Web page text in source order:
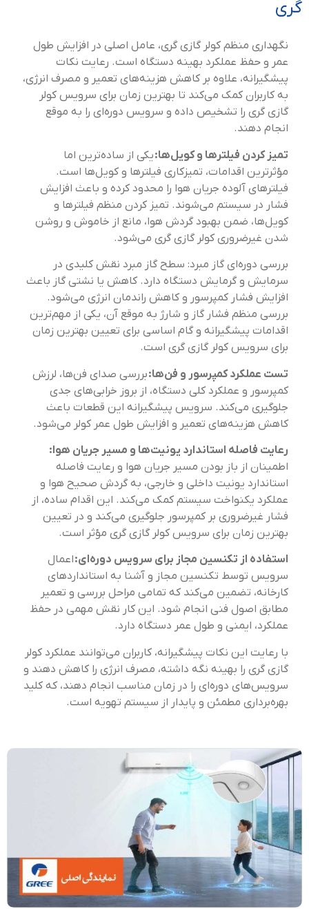
گری
نگهداری منظم کولر گازی گری، عامل اصلی در افزایش طول
عمر و حفظ عملکرد بهینه دستگاه است. رعایت نکات
پیشگیرانه، علاوه بر کاهش هزینه‌های تعمیر و مصرف انرژی،
به کاربران کمک می‌کند تا بهترین زمان برای سرویس کولر
گازی گری را تشخیص داده و سرویس دوره‌ای را به موقع
انجام دهند.
تمیز کردن فیلترها و کویل‌ها:یکی از ساده‌ترین اما
مؤثرترین اقدامات، تمیزکاری فیلترها و کویل‌ها است.
فیلترهای آلوده جریان هوا را محدود کرده و باعث افزایش
فشار در سیستم می‌شوند. تمیز کردن منظم فیلترها و
کویل‌ها، ضمن بهبود گردش هوا، مانع از خاموش و روشن
شدن غیرضروری کولر گازی گری می‌شود.
بررسی دوره‌ای گاز مبرد: سطح گاز مبرد نقش کلیدی در
سرمایش و گرمایش دستگاه دارد. کاهش یا نشتی گاز باعث
افزایش فشار کمپرسور و کاهش راندمان انرژی می‌شود.
بررسی منظم فشار گاز و شارژ به موقع آن، یکی از مهم‌ترین
اقدامات پیشگیرانه و گام اساسی برای تعیین بهترین زمان
برای سرویس کولر گازی گری است.
تست عملکرد کمپرسور و فن‌ها:بررسی صدای فن‌ها، لرزش
کمپرسور و عملکرد کلی دستگاه، از بروز خرابی‌های جدی
جلوگیری می‌کند. سرویس پیشگیرانه این قطعات باعث
کاهش هزینه‌های تعمیر و افزایش طول عمر کولر می‌شود.
رعایت فاصله استاندارد یونیت‌ها و مسیر جریان هوا:
اطمینان از باز بودن مسیر جریان هوا و رعایت فاصله
استاندارد یونیت داخلی و خارجی، به گردش صحیح هوا و
عملکرد یکنواخت سیستم کمک می‌کند. این اقدام ساده، از
فشار غیرضروری بر کمپرسور جلوگیری می‌کند و در تعیین
بهترین زمان برای سرویس کولر گازی گری مؤثر است.
استفاده از تکنسین مجاز برای سرویس دوره‌ای:اعمال
سرویس توسط تکنسین مجاز و آشنا به استانداردهای
کارخانه، تضمین می‌کند که تمامی مراحل بررسی و تعمیر
مطابق اصول فنی انجام شود. این کار نقش مهمی در حفظ
عملکرد، ایمنی و طول عمر دستگاه دارد.
با رعایت این نکات پیشگیرانه، کاربران می‌توانند عملکرد کولر
گازی گری را بهینه نگه داشته، مصرف انرژی را کاهش دهند و
سرویس‌های دوره‌ای را در زمان مناسب انجام دهند، که کلید
بهره‌برداری مطمئن و پایدار از سیستم تهویه است.